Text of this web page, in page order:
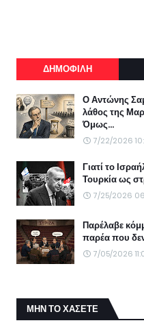
ΔΗΜΟΦΙΛΗ
Ο Αντώνης
λάθος της
Όμως...
7/22/2026
Γιατί το
Τουρκία ως
7/25/2026
Παρέλαβε
παρέα που
7/05/2026
ΜΗΝ ΤΟ ΧΑΣΕΤΕ